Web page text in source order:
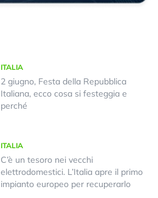
ITALIA
2 giugno, Festa della Repubblica
Italiana, ecco cosa si festeggia e
perché
ITALIA
C’è un tesoro nei vecchi
elettrodomestici. L’Italia apre il primo
impianto europeo per recuperarlo